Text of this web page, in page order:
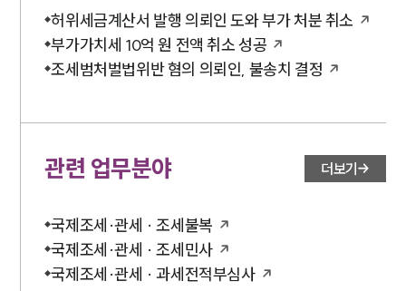
허위세금계산서 발행 의뢰인 도와 부가 처분 취소
부가가치세 10억 원 전액 취소 성공
조세범처벌법위반 혐의 의뢰인, 불송치 결정
관련 업무분야 더보기
국제조세·관세 · 조세불복
국제조세·관세 · 조세민사
국제조세·관세 · 과세전적부심사